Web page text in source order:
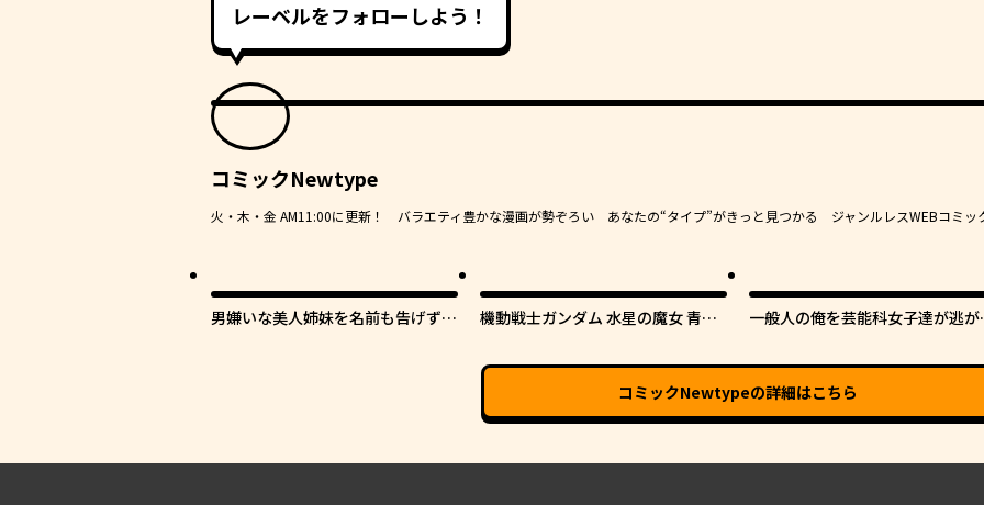
レーベルをフォローしよう！
コミックNewtype
火・木・金 AM11:00に更新！ バラエティ豊かな漫画が勢ぞろい あなたの“タイプ”がきっと見つかる ジャンルレスWEBコミッ
男嫌いな美人姉妹を名前も告げずに
機動戦士ガンダム 水星の魔女 青春
一般人の俺を芸能科女子達が逃が
コミックNewtypeの詳細はこちら